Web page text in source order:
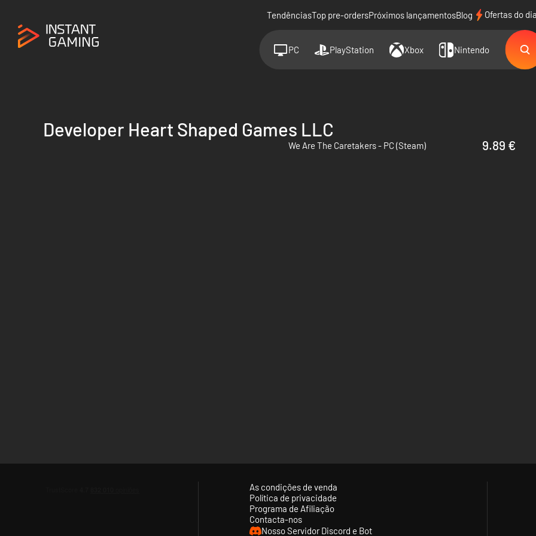
TendênciasTop pre-ordersPróximos lançamentosBlog Ofertas do
PC PlayStation Xbox Nintendo
Developer Heart Shaped Games LLC
We Are The Caretakers - PC (Steam) 9.89 €
As condições de venda
Política de privacidade
Programa de Afiliação
Contacta-nos
Nosso Servidor Discord e Bot